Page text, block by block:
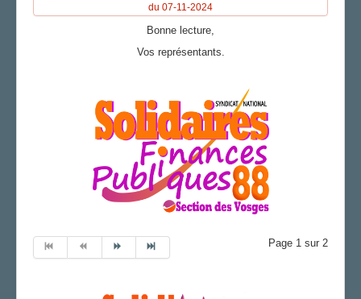
du 07-11-2024
Bonne lecture,
Vos représentants.
Page 1 sur 2